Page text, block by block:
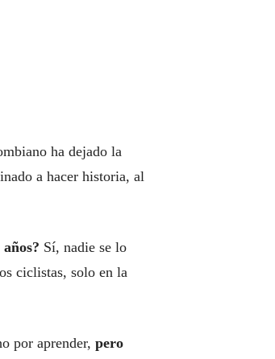
ha dejado la
a hacer historia, al
Sí, nadie se lo
ciclistas, solo en la
por aprender, pero